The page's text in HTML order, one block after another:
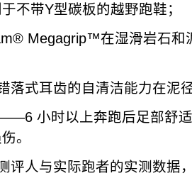
不带Y型碳板的越野跑鞋；
Megagrip™在湿滑岩石和
式耳齿的自清洁能力在泥
小时以上奔跑后足部舒
。
评人与实际跑者的实测数据